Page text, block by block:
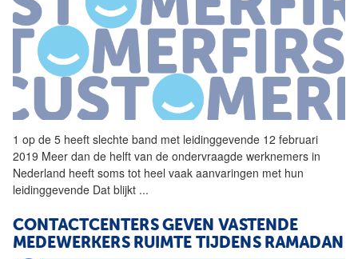
1 op de 5 heeft slechte band met leidinggevende 12 februari
2019 Meer dan de helft van de ondervraagde werknemers in
Nederland heeft soms tot heel vaak aanvaringen met hun
leidinggevende Dat blijkt ...
CONTACTCENTERS GEVEN VASTENDE
MEDEWERKERS RUIMTE TIJDENS RAMADAN